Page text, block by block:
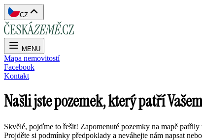
CZ
MENU
Mapa nemovitostí
Facebook
Kontakt
Našli jste pozemek, který patří
Skvělé, pojďme to řešit! Zapomenuté pozemky na mapě
Projděte si podmínky předpoklady a neváhejte nám napsat